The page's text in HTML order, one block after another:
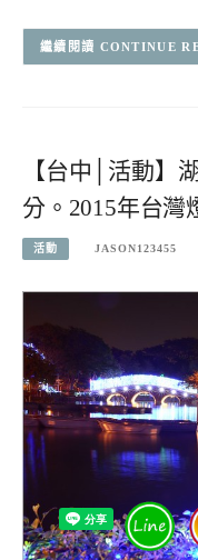
CONTINUE
【台中│活動】
分。2015年台灣
活動 JASON123455